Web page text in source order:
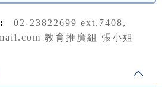
02-23822699 ext.7408,
教育推廣組 張小姐